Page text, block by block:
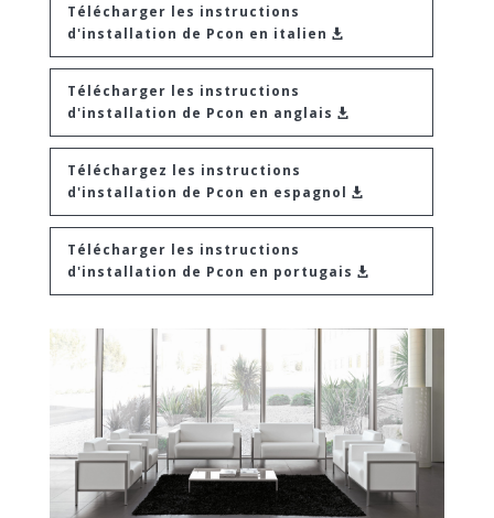
Télécharger les instructions
d'installation de Pcon en italien
Télécharger les instructions
d'installation de Pcon en anglais
Téléchargez les instructions
d'installation de Pcon en espagnol
Télécharger les instructions
d'installation de Pcon en portugais